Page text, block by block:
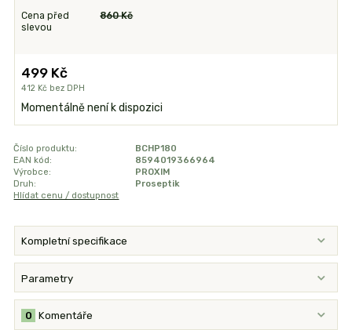
Cena před
slevou
860 Kč
499 Kč
412 Kč bez DPH
Momentálně není k dispozici
Číslo produktu:
BCHP180
EAN kód:
8594019366964
Výrobce:
PROXIM
Druh:
Proseptik
Hlídat cenu / dostupnost
Kompletní specifikace
Parametry
Komentáře
0